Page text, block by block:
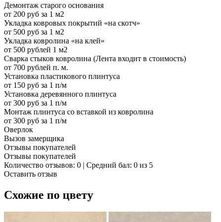
Демонтаж старого основания
от 200 руб за 1 м2
Укладка ковровых покрытий «на скотч»
от 500 руб за 1 м2
Укладка ковролина «на клей»
от 500 рублей 1 м2
Сварка стыков ковролина (Лента входит в стоимость)
от 700 рублей п. м.
Установка пластикового плинтуса
от 150 руб за 1 п/м
Установка деревянного плинтуса
от 300 руб за 1 п/м
Монтаж плинтуса со вставкой из ковролина
от 300 руб за 1 п/м
Оверлок
Вызов замерщика
Отзывы покупателей
Отзывы покупателей
Количество отзывов: 0 | Средний бал: 0 из 5
Оставить отзыв
Схожие по цвету